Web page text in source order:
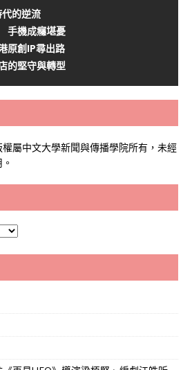
的逆流
手機成癮堪憂
原創IP尋出路
的堅守與轉型
屬中文大學新聞與傳播學院所有，未經